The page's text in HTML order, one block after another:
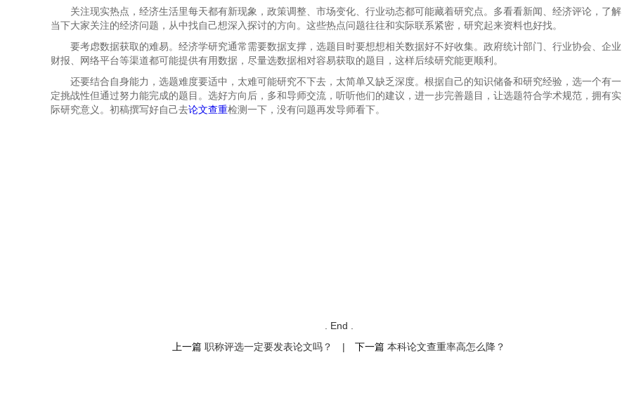
关注现实热点，经济生活里每天都有新现象，政策调整、市场变化、行业动态都可能藏着研究点。多看看新闻、经济评论，了解
当下大家关注的经济问题，从中找自己想深入探讨的方向。这些热点问题往往和实际联系紧密，研究起来资料也好找。
要考虑数据获取的难易。经济学研究通常需要数据支撑，选题目时要想想相关数据好不好收集。政府统计部门、行业协会、企业
财报、网络平台等渠道都可能提供有用数据，尽量选数据相对容易获取的题目，这样后续研究能更顺利。
还要结合自身能力，选题难度要适中，太难可能研究不下去，太简单又缺乏深度。根据自己的知识储备和研究经验，选一个有一
定挑战性但通过努力能完成的题目。选好方向后，多和导师交流，听听他们的建议，进一步完善题目，让选题符合学术规范，拥有实
际研究意义。初稿撰写好自己去论文查重检测一下，没有问题再发导师看下。
. End .
上一篇 职称评选一定要发表论文吗？ | 下一篇 本科论文查重率高怎么降？